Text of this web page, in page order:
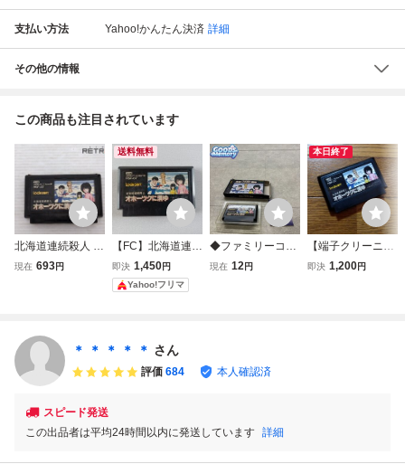
支払い方法 Yahoo!かんたん決済 詳細
その他の情報
この商品も注目されています
北海道連続殺人 オ
ホーツクに消ゆ フ
現在 693円
送料無料
【FC】北海道連鎖
殺人 オホーツクに
消ゆ ファミコン
動作確認済み
即決 1,450円
Yahoo!フリマ
◆ファミリーコン
ピューター/ファミ
現在 12円
本日終了
【端子クリーニン
グ済み】FC 北海
即決 1,200円
＊ ＊ ＊ ＊ ＊ さん
評価 684 本人確認済
スピード発送
この出品者は平均24時間以内に発送しています 詳細